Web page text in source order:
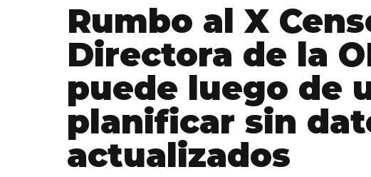
Rumbo al X
Directora de la
puede luego de
planificar sin
actualizados